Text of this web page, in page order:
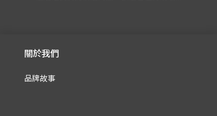
關於我們
品牌故事